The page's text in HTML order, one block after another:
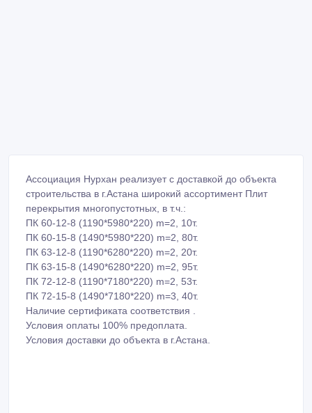
Ассоциация Нурхан реализует с доставкой до объекта
строительства в г.Астана широкий ассортимент Плит
перекрытия многопустотных, в т.ч.:
ПК 60-12-8 (1190*5980*220) m=2, 10т.
ПК 60-15-8 (1490*5980*220) m=2, 80т.
ПК 63-12-8 (1190*6280*220) m=2, 20т.
ПК 63-15-8 (1490*6280*220) m=2, 95т.
ПК 72-12-8 (1190*7180*220) m=2, 53т.
ПК 72-15-8 (1490*7180*220) m=3, 40т.
Наличие сертификата соответствия .
Условия оплаты 100% предоплата.
Условия доставки до объекта в г.Астана.